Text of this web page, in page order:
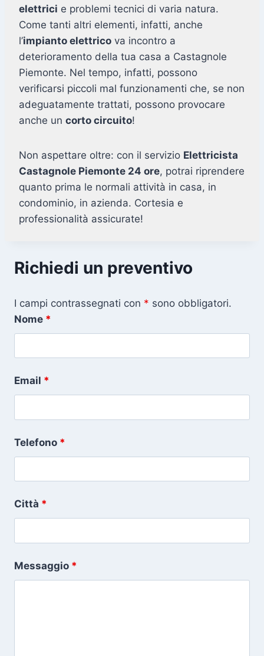
elettrici e problemi tecnici di varia natura.
Come tanti altri elementi, infatti, anche
l’impianto elettrico va incontro a
deterioramento della tua casa a Castagnole
Piemonte. Nel tempo, infatti, possono
verificarsi piccoli mal funzionamenti che, se non
adeguatamente trattati, possono provocare
anche un corto circuito!
Non aspettare oltre: con il servizio Elettricista
Castagnole Piemonte 24 ore, potrai riprendere
quanto prima le normali attività in casa, in
condominio, in azienda. Cortesia e
professionalità assicurate!
Richiedi un preventivo
I campi contrassegnati con * sono obbligatori.
Nome *
Email *
Telefono *
Città *
Messaggio *